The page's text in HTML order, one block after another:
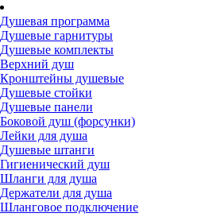
Душевая программа
Душевые гарнитуры
Душевые комплекты
Верхний душ
Кронштейны душевые
Душевые стойки
Душевые панели
Боковой душ (форсунки)
Лейки для душа
Душевые штанги
Гигиенический душ
Шланги для душа
Держатели для душа
Шланговое подключение